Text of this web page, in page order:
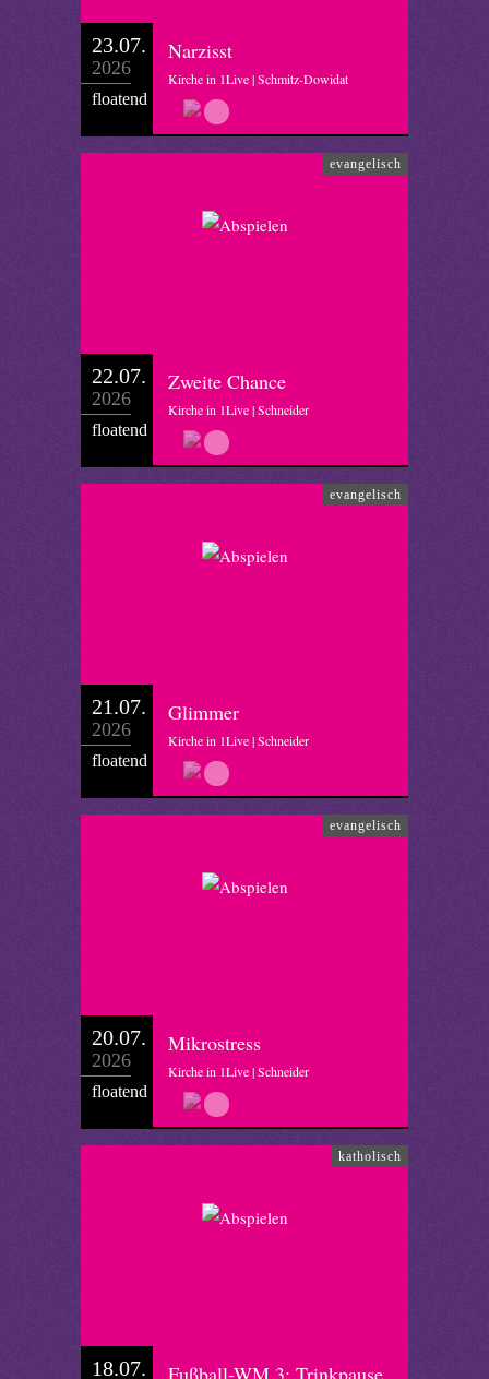
23.07.
2026
floatend
Narzisst
Kirche in 1Live | Schmitz-Dowidat
evangelisch
22.07.
2026
floatend
Zweite Chance
Kirche in 1Live | Schneider
evangelisch
21.07.
2026
floatend
Glimmer
Kirche in 1Live | Schneider
evangelisch
20.07.
2026
floatend
Mikrostress
Kirche in 1Live | Schneider
katholisch
18.07.